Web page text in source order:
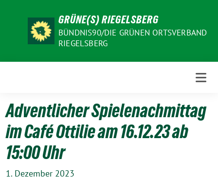
GRÜNE(S) RIEGELSBERG
BÜNDNIS90/DIE GRÜNEN ORTSVERBAND
RIEGELSBERG
Adventlicher Spielenachmittag
im Café Ottilie am 16.12.23 ab
15:00 Uhr
1. Dezember 2023